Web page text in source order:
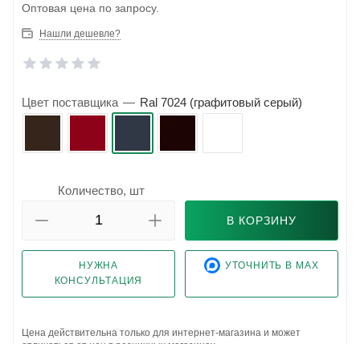
Оптовая цена по запросу.
Нашли дешевле?
Цвет поставщика — Ral 7024 (графитовый серый)
Количество, шт
В КОРЗИНУ
НУЖНА
КОНСУЛЬТАЦИЯ
УТОЧНИТЬ В MAX
Цена действительна только для интернет-магазина и может